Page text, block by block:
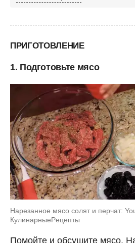
ПРИГОТОВЛЕНИЕ
1. Подготовьте мясо
Нарезанное мясо солят и перчат:
КулинарныеPецепты
Помойте и обсушите мясо.